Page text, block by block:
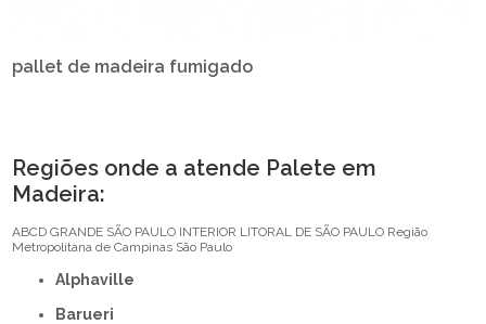
pallet de madeira fumigado
Regiões onde a atende Palete em
Madeira:
ABCD GRANDE SÃO PAULO INTERIOR LITORAL DE SÃO PAULO Região
Metropolitana de Campinas São Paulo
Alphaville
Barueri